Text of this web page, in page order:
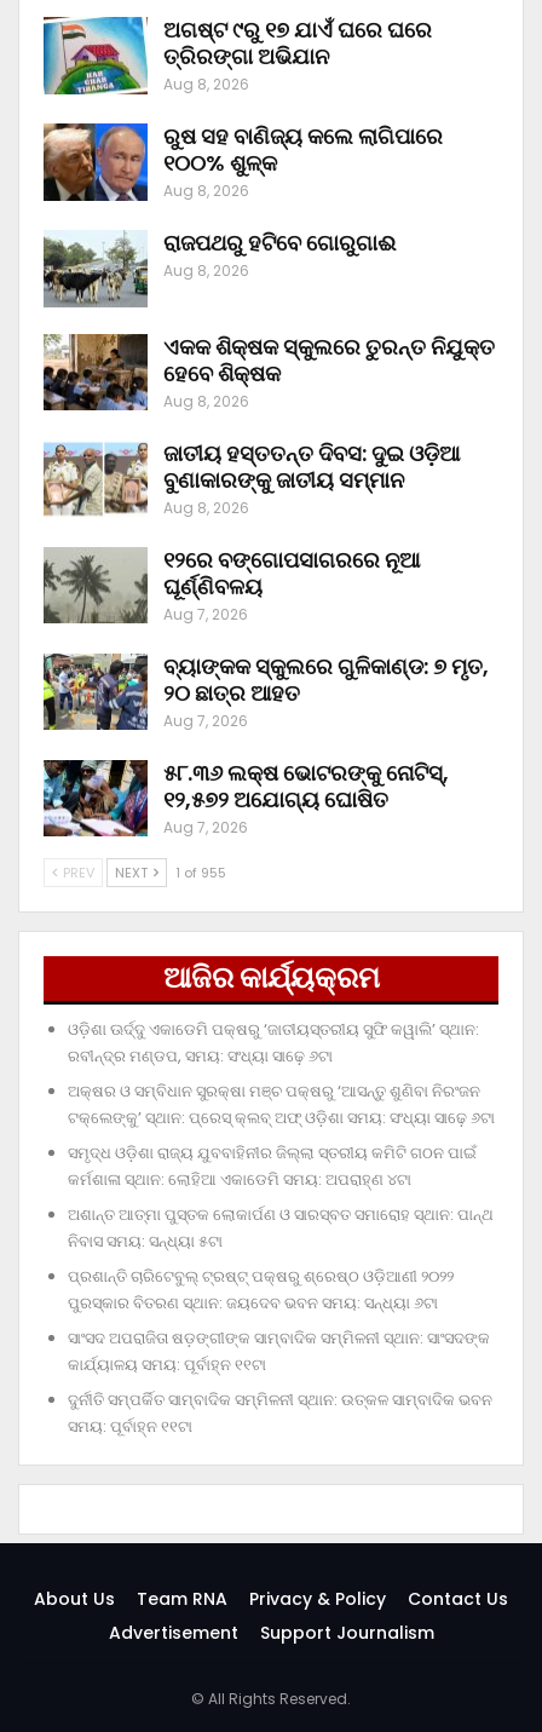
ଅଗଷ୍ଟ ୯ରୁ ୧୭ ଯାଏଁ ଘରେ ଘରେ
ତ୍ରିରଙ୍ଗା ଅଭିଯାନ
Aug 8, 2026
ରୁଷ ସହ ବାଣିଜ୍ୟ କଲେ ଲାଗିପାରେ
୧୦୦% ଶୁଳ୍କ
Aug 8, 2026
ରାଜପଥରୁ ହଟିବେ ଗୋରୁଗାଈ
Aug 8, 2026
ଏକକ ଶିକ୍ଷକ ସ୍କୁଲରେ ତୁରନ୍ତ ନିଯୁକ୍ତ
ହେବେ ଶିକ୍ଷକ
Aug 8, 2026
ଜାତୀୟ ହସ୍ତତନ୍ତ ଦିବସ: ଦୁଇ ଓଡ଼ିଆ
ବୁଣାକାରଙ୍କୁ ଜାତୀୟ ସମ୍ମାନ
Aug 8, 2026
୧୨ରେ ବଙ୍ଗୋପସାଗରରେ ନୂଆ
ଘୂର୍ଣ୍ଣିବଳୟ
Aug 7, 2026
ବ୍ୟାଙ୍କକ ସ୍କୁଲରେ ଗୁଳିକାଣ୍ଡ: ୭ ମୃତ,
୨୦ ଛାତ୍ର ଆହତ
Aug 7, 2026
୫୮.୩୬ ଲକ୍ଷ ଭୋଟରଙ୍କୁ ନୋଟିସ୍‌,
୧୨,୫୭୨ ଅଯୋଗ୍ୟ ଘୋଷିତ
Aug 7, 2026
PREV NEXT 1 of 955
ଆଜିର କାର୍ଯ୍ୟକ୍ରମ
ଓଡ଼ିଶା ଊର୍ଦ୍ଦୁ ଏକାଡେମି ପକ୍ଷରୁ ‘ଜାତୀୟସ୍ତରୀୟ ସୁଫି କୱାଲି’ ସ୍ଥାନ:
ରବୀନ୍ଦ୍ର ମଣ୍ଡପ, ସମୟ: ସଂଧ୍ୟା ସାଢ଼େ ୬ଟା
ଅକ୍ଷର ଓ ସମ୍ବିଧାନ ସୁରକ୍ଷା ମଞ୍ଚ ପକ୍ଷରୁ ‘ଆସନ୍ତୁ ଶୁଣିବା ନିରଂଜନ
ଟକ୍‌ଲେଙ୍କୁ’ ସ୍ଥାନ: ପ୍ରେସ୍‌ କ୍ଲବ୍‌ ଅଫ୍‌ ଓଡ଼ିଶା ସମୟ: ସଂଧ୍ୟା ସାଢ଼େ ୬ଟା
ସମୃଦ୍ଧ ଓଡ଼ିଶା ରାଜ୍ୟ ଯୁବବାହିନୀର ଜିଲ୍ଲା ସ୍ତରୀୟ କମିଟି ଗଠନ ପାଇଁ
କର୍ମଶାଳା ସ୍ଥାନ: ଲୋହିଆ ଏକାଡେମି ସମୟ: ଅପରାହ୍‌ଣ ୪ଟା
ଅଶାନ୍ତ ଆତ୍ମା ପୁସ୍ତକ ଲୋକାର୍ପଣ ଓ ସାରସ୍ବତ ସମାରୋହ ସ୍ଥାନ: ପାନ୍ଥ
ନିବାସ ସମୟ: ସନ୍ଧ୍ୟା ୫ଟା
ପ୍ରଶାନ୍ତି ଚାରିଟେବୁଲ୍‌ ଟ୍ରଷ୍ଟ୍‌ ପକ୍ଷରୁ ଶ୍ରେଷ୍ଠ ଓଡ଼ିଆଣୀ ୨୦୨୨
ପୁରସ୍କାର ବିତରଣ ସ୍ଥାନ: ଜୟଦେବ ଭବନ ସମୟ: ସନ୍ଧ୍ୟା ୬ଟା
ସାଂସଦ ଅପରାଜିତା ଷଡ଼ଙ୍ଗୀଙ୍କ ସାମ୍ବାଦିକ ସମ୍ମିଳନୀ ସ୍ଥାନ: ସାଂସଦଙ୍କ
କାର୍ଯ୍ୟାଳୟ ସମୟ: ପୂର୍ବାହ୍ନ ୧୧ଟା
ଦୁର୍ନୀତି ସମ୍ପର୍କିତ ସାମ୍ବାଦିକ ସମ୍ମିଳନୀ ସ୍ଥାନ: ଉତ୍କଳ ସାମ୍ବାଦିକ ଭବନ
ସମୟ: ପୂର୍ବାହ୍ନ ୧୧ଟା
About Us Team RNA Privacy & Policy
Contact Us
Advertisement
Support Journalism
© All Rights Reserved.